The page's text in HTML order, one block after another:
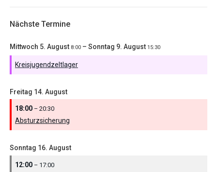
Nächste Termine
Mittwoch 5. August 8:00 – Sonntag 9. August 15:30
Kreisjugendzeltlager
Freitag 14. August
18:00 – 20:30
Absturzsicherung
Sonntag 16. August
12:00 – 17:00